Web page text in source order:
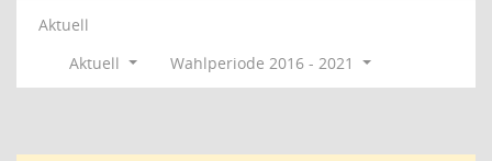
Aktuell
Aktuell
Wahlperiode 2016 - 2021